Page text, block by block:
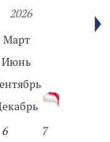
2026
Март
Июнь
6
7